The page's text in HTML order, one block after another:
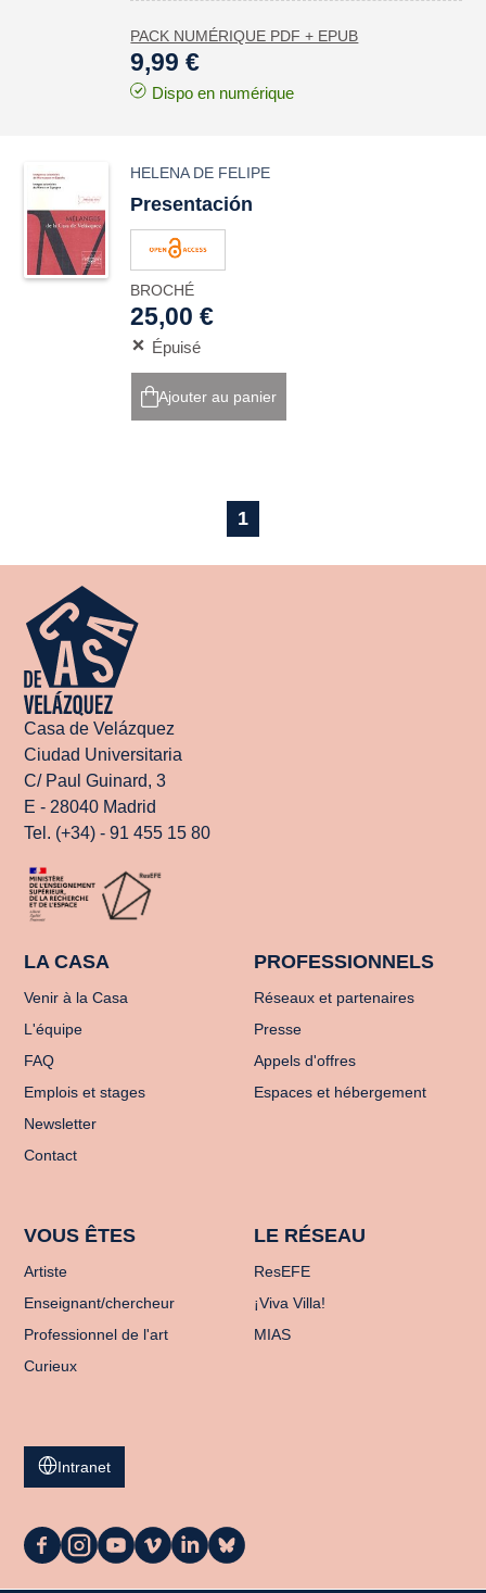
PACK NUMÉRIQUE PDF + EPUB
9,99 €
Dispo en numérique
HELENA DE FELIPE
Presentación
BROCHÉ
25,00 €
Épuisé
Ajouter au panier
1
Casa de Velázquez
Ciudad Universitaria
C/ Paul Guinard, 3
E - 28040 Madrid
Tel. (+34) - 91 455 15 80
LA CASA
Venir à la Casa
L'équipe
FAQ
Emplois et stages
Newsletter
Contact
PROFESSIONNELS
Réseaux et partenaires
Presse
Appels d'offres
Espaces et hébergement
VOUS ÊTES
Artiste
Enseignant/chercheur
Professionnel de l'art
Curieux
LE RÉSEAU
ResEFE
¡Viva Villa!
MIAS
Intranet
La
La
La
La
La
La